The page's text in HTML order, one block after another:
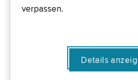
verpassen.
Details